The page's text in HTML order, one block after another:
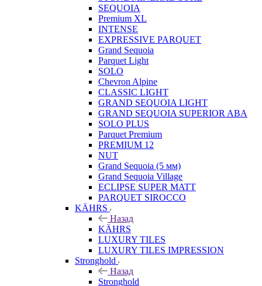
SEQUOIA
Premium XL
INTENSE
EXPRESSIVE PARQUET
Grand Sequoia
Parquet Light
SOLO
Chevron Alpine
CLASSIC LIGHT
GRAND SEQUOIA LIGHT
GRAND SEQUOIA SUPERIOR ABA
SOLO PLUS
Parquet Premium
PREMIUM 12
NUT
Grand Sequoia (5 мм)
Grand Sequoia Village
ECLIPSE SUPER MATT
PARQUET SIROCCO
KÄHRS
Назад
KÄHRS
LUXURY TILES
LUXURY TILES IMPRESSION
Stronghold
Назад
Stronghold